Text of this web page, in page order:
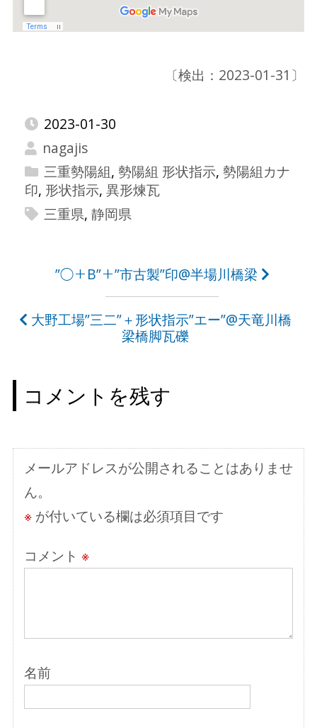
〔検出：2023-01-31〕
2023-01-30
nagajis
三重勢陽組, 勢陽組 形状指示, 勢陽組カナ
印, 形状指示,異形煉瓦
三重県, 静岡県
ナ
ゲ
ー
ョ
ン
”◯＋B”＋”市古製”印@半場川橋梁
大野工場”三二”＋形状指示”エー”@天竜川橋
梁橋脚瓦礫
コメントを残す
メールアドレスが公開されることはありませ
ん。
※が付いている欄は必須項目です
コメント ※
名前